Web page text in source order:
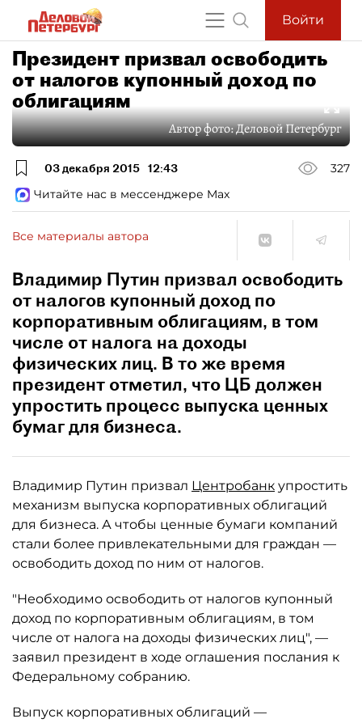
Войти
Президент призвал освободить
от налогов купонный доход по
облигациям
Автор фото:Деловой Петербург
03 декабря 2015 12:43
327
Читайте нас в мессенджере Max
Все материалы автора
Владимир Путин призвал освободить
от налогов купонный доход по
корпоративным облигациям, в том
числе от налога на доходы
физических лиц. В то же время
президент отметил, что ЦБ должен
упростить процесс выпуска ценных
бумаг для бизнеса.
Владимир Путин призвал Центробанк упростить
механизм выпуска корпоративных облигаций
для бизнеса. А чтобы ценные бумаги компаний
стали более привлекательными для граждан —
освободить доход по ним от налогов.
"Необходимо освободить от налогов купонный
доход по корпоративным облигациям, в том
числе от налога на доходы физических лиц", —
заявил президент в ходе оглашения послания к
Федеральному собранию.
Выпуск корпоративных облигаций —